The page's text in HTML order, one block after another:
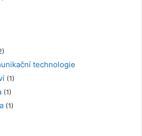
technologie
(1)
(1)
(1)